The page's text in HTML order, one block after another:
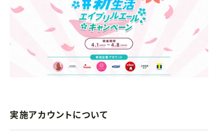
実施アカウントについて